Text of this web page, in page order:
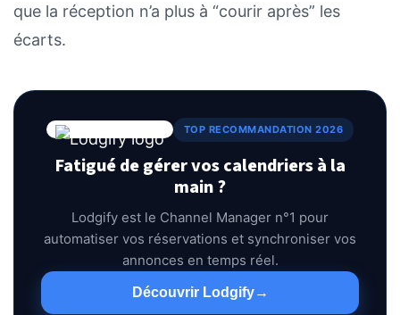
que la réception n’a plus à “courir après” les
écarts.
TOP RECOMMANDATION 2026
Fatigué de gérer vos calendriers à la
main ?
Lodgify est le Channel Manager n°1 pour
automatiser vos réservations et synchroniser vos
annonces en temps réel.
Découvrir Lodgify→